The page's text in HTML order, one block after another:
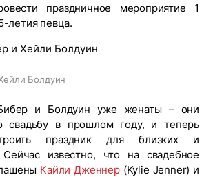
праздничное мероприятие 1
летия певца.
Болдуин
и Болдуин уже женаты – они
свадьбу в прошлом году, и теперь
праздник для близких и
Сейчас известно, что на свадебное
Кайли Дженнер(Kylie Jenner) и